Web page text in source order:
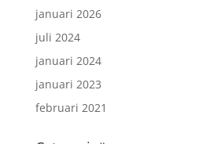
januari 2026
juli 2024
januari 2024
januari 2023
februari 2021